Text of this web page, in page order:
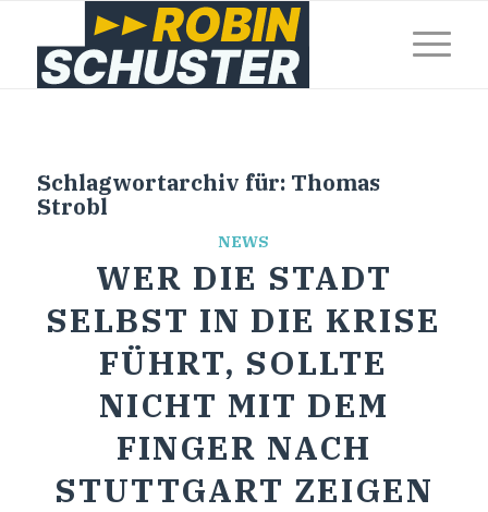
Schlagwortarchiv für: Thomas
Strobl
NEWS
WER DIE STADT
SELBST IN DIE KRISE
FÜHRT, SOLLTE
NICHT MIT DEM
FINGER NACH
STUTTGART ZEIGEN